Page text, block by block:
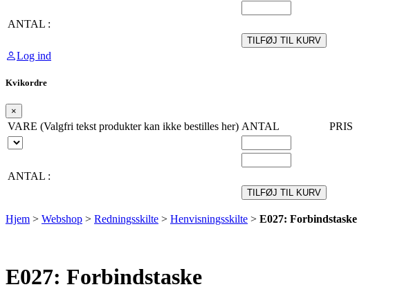
ANTAL :
TILFØJ TIL KURV
Log ind
Kvikordre
×
VARE (Valgfri tekst produkter kan ikke bestilles her) ANTAL PRIS
ANTAL :
TILFØJ TIL KURV
Hjem > Webshop > Redningsskilte > Henvisningsskilte > E027: Forbindstaske
E027: Forbindstaske